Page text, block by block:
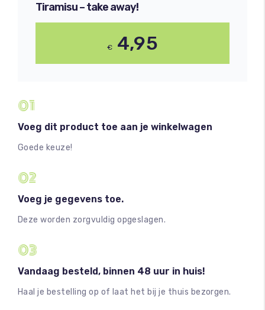
Tiramisu – take away!
€ 4,95
01
Voeg dit product toe aan je winkelwagen
Goede keuze!
02
Voeg je gegevens toe.
Deze worden zorgvuldig opgeslagen.
03
Vandaag besteld, binnen 48 uur in huis!
Haal je bestelling op of laat het bij je thuis bezorgen.